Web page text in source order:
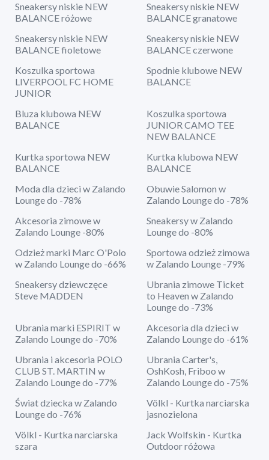
Sneakersy niskie NEW
BALANCE różowe
Sneakersy niskie NEW
BALANCE granatowe
Sneakersy niskie NEW
BALANCE fioletowe
Sneakersy niskie NEW
BALANCE czerwone
Koszulka sportowa
LIVERPOOL FC HOME
JUNIOR
Spodnie klubowe NEW
BALANCE
Bluza klubowa NEW
BALANCE
Koszulka sportowa
JUNIOR CAMO TEE
NEW BALANCE
Kurtka sportowa NEW
BALANCE
Kurtka klubowa NEW
BALANCE
Moda dla dzieci w Zalando
Lounge do -78%
Obuwie Salomon w
Zalando Lounge do -78%
Akcesoria zimowe w
Zalando Lounge -80%
Sneakersy w Zalando
Lounge do -80%
Odzież marki Marc O'Polo
w Zalando Lounge do -66%
Sportowa odzież zimowa
w Zalando Lounge -79%
Sneakersy dziewczęce
Steve MADDEN
Ubrania zimowe Ticket
to Heaven w Zalando
Lounge do -73%
Ubrania marki ESPIRIT w
Zalando Lounge do -70%
Akcesoria dla dzieci w
Zalando Lounge do -61%
Ubrania i akcesoria POLO
CLUB ST. MARTIN w
Zalando Lounge do -77%
Ubrania Carter's,
OshKosh, Friboo w
Zalando Lounge do -75%
Świat dziecka w Zalando
Lounge do -76%
Völkl - Kurtka narciarska
jasnozielona
Völkl - Kurtka narciarska
szara
Jack Wolfskin - Kurtka
Outdoor różowa